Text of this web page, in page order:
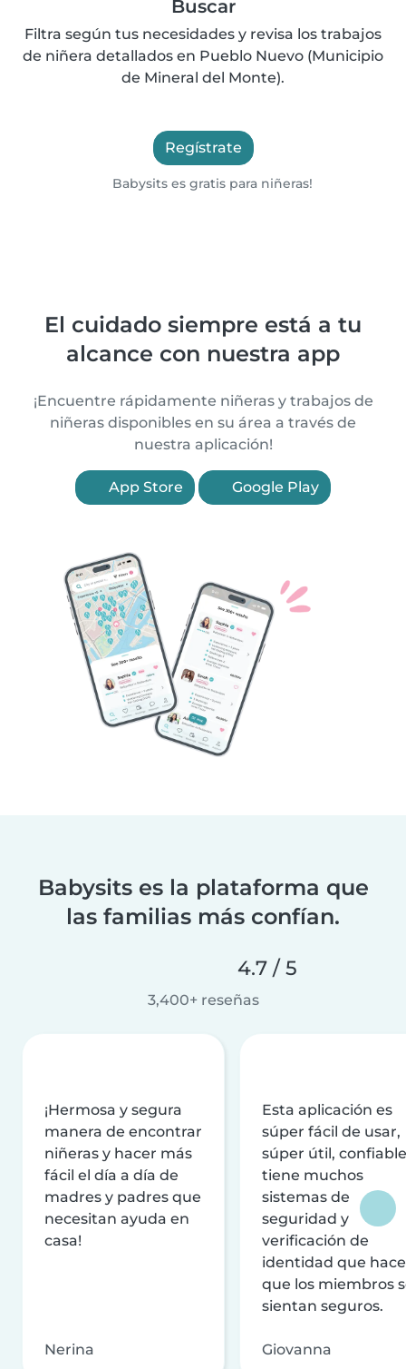
Buscar
Filtra según tus necesidades y revisa los trabajos
de niñera detallados en Pueblo Nuevo (Municipio
de Mineral del Monte).
Regístrate
Babysits es gratis para niñeras!
El cuidado siempre está a tu
alcance con nuestra app
¡Encuentre rápidamente niñeras y trabajos de
niñeras disponibles en su área a través de
nuestra aplicación!
App Store Google Play
Babysits es la plataforma que
las familias más confían.
4.7 / 5
3,400+ reseñas
¡Hermosa y segura
manera de encontrar
niñeras y hacer más
fácil el día a día de
madres y padres que
necesitan ayuda en
casa!
Nerina
Esta aplicación es
súper fácil de usar,
súper útil,
tiene muchos
sistemas de
seguridad y
verificación de
identidad que
que los miembros
sientan seguros.
Giovanna